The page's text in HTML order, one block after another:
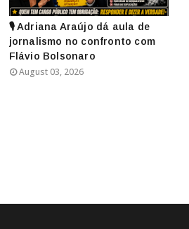
🎙️ Adriana Araújo dá aula de
jornalismo no confronto com
Flávio Bolsonaro
August 03, 2026